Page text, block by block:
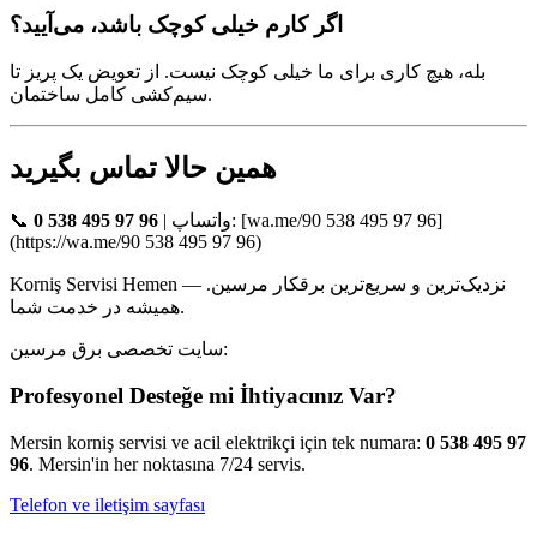
اگر کارم خیلی کوچک باشد، می‌آیید؟
بله، هیچ کاری برای ما خیلی کوچک نیست. از تعویض یک پریز تا
سیم‌کشی کامل ساختمان.
همین حالا تماس بگیرید
📞 0 538 495 97 96 | واتساپ: [wa.me/90 538 495 97 96]
(https://wa.me/90 538 495 97 96)
Korniş Servisi Hemen — نزدیک‌ترین و سریع‌ترین برقکار مرسین.
همیشه در خدمت شما.
سایت تخصصی برق مرسین:
Profesyonel Desteğe mi İhtiyacınız Var?
Mersin korniş servisi ve acil elektrikçi için tek numara: 0 538 495 97
96. Mersin'in her noktasına 7/24 servis.
Telefon ve iletişim sayfası